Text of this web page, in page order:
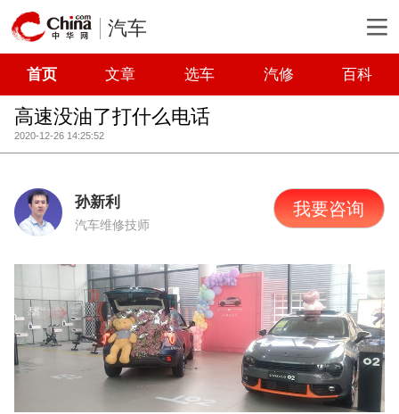
汽车
首页 文章 选车 汽修 百科
高速没油了打什么电话
2020-12-26 14:25:52
孙新利
汽车维修技师
我要咨询